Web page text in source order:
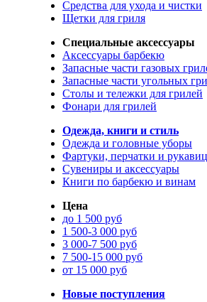
Средства для ухода и чистки
Щетки для гриля
Специальные аксессуары
Аксессуары барбекю
Запасные части газовых
Запасные части угольных
Столы и тележки для грилей
Фонари для грилей
Одежда, книги и стиль
Одежда и головные уборы
Фартуки, перчатки и
Сувениры и аксессуары
Книги по барбекю и винам
Цена
до 1 500 руб
1 500-3 000 руб
3 000-7 500 руб
7 500-15 000 руб
от 15 000 руб
Новые поступления